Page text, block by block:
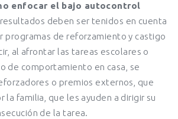
enfocar el bajo autocontrol
deben ser tenidos en cuenta
programas de reforzamiento y castigo
al afrontar las tareas escolares o
de comportamiento en casa, se
o premios externos, que
la familia, que les ayuden a dirigir su
de la tarea.